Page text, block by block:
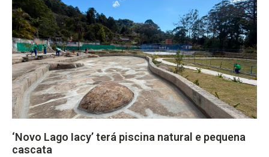
‘Novo Lago Iacy’ terá piscina natural e pequena
cascata